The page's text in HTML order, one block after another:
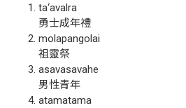
ta‘avalra
勇士成年禮
molapangolai
祖靈祭
asavasavahe
男性青年
atamatama